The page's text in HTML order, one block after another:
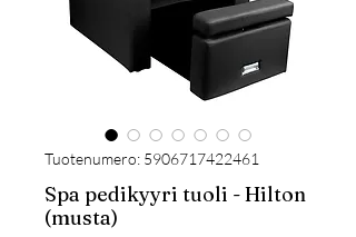
Tuotenumero: 5906717422461
Spa pedikyyri tuoli - Hilton
(musta)